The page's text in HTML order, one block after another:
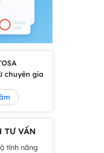
chuyên gia
TƯ VẤN
tính năng